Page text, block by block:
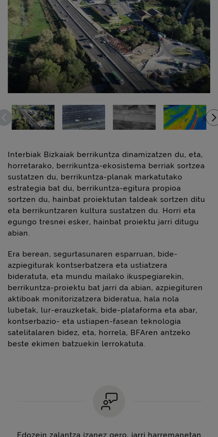
Interbiak Bizkaiak berrikuntza dinamizatzen du, eta,
horretarako, berrikuntza-ekosistema berriak sortzea
sustatzen du, berrikuntza-planak markatutako
estrategia bat du, berrikuntza-egitura propioa
sortzen du, hainbat proiektutan taldeak sortzen ditu
eta berrikuntzaren kultura sustatzen du. Horri eta
egungo tresnei esker, hainbat proiektu jarri ditugu
abian.
Era berean, segurtasunaren esparruan, bide-
azpiegiturak kontserbatzera eta ustiatzera
bideratuta, eta mundu mailako ikuspegiarekin,
berrikuntza-proiektu bat jarri da abian, azpiegituren
aktiboak monitorizatzera bideratua, hala nola
lubetak, lur-erauzketak, bide-plataforma eta abar,
kontserbazio- eta ustiapen-fasean teknologia
satelitalaren bidez, eta, horrela, BFAren antzeko
beste ekimen batzuekin lerrokatuta.
Edozein zalantza izanez gero, jarri harremanetan